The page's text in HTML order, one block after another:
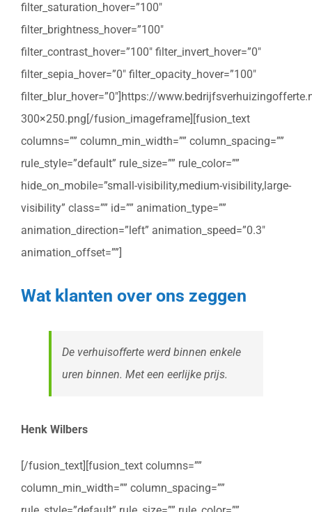
filter_saturation_hover=”100″
filter_brightness_hover=”100″
filter_contrast_hover=”100″ filter_invert_hover=”0″
filter_sepia_hover=”0″ filter_opacity_hover=”100″
filter_blur_hover=”0″]https://
300×250.png[/fusion_imageframe][fusion_text
columns=”” column_min_width=”” column_spacing=””
rule_style=”default” rule_size=”” rule_color=””
hide_on_mobile=”small-visibility,medium-visibility,large-
visibility” class=”” id=”” animation_type=””
animation_direction=”left” animation_speed=”0.3″
animation_offset=””]
Wat klanten over ons zeggen
De verhuisofferte werd binnen enkele
uren binnen. Met een eerlijke prijs.
Henk Wilbers
[/fusion_text][fusion_text columns=””
column_min_width=”” column_spacing=””